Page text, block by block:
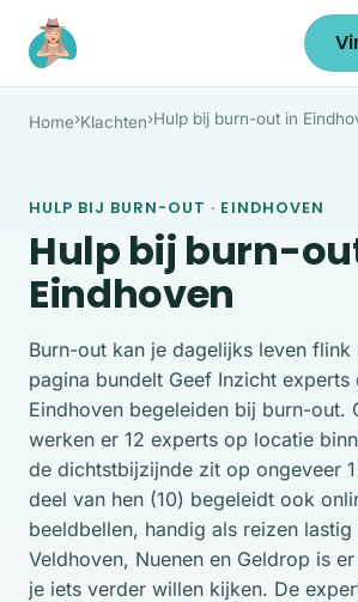
Ga naar de inhoud
Home›Klachten›Hulp bij burn-out in
HULP BIJ BURN-OUT · EINDHOVEN
Hulp bij burn-
Eindhoven
Burn-out kan je dagelijks leven flink
pagina bundelt Geef Inzicht experts
Eindhoven begeleiden bij burn-out.
werken er 12 experts op locatie
de dichtstbijzijnde zit op ongeveer
deel van hen (10) begeleidt ook
beeldbellen, handig als reizen
Veldhoven, Nuenen en Geldrop is
je iets verder willen kijken. De